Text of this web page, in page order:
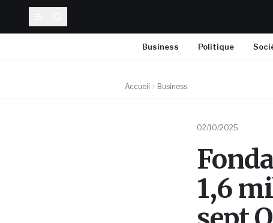
Business Politique
Accueil Business
02/10/2025
1,6